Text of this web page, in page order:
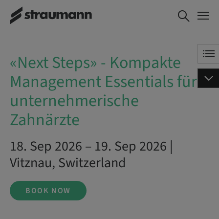
«Next Steps» - Kompakte
Management Essentials für
BOOK NOW
«Next Steps» - Kompakte
Management Essentials für
unternehmerische
Zahnärzte
18. Sep 2026 – 19. Sep 2026 |
Vitznau, Switzerland
BOOK NOW